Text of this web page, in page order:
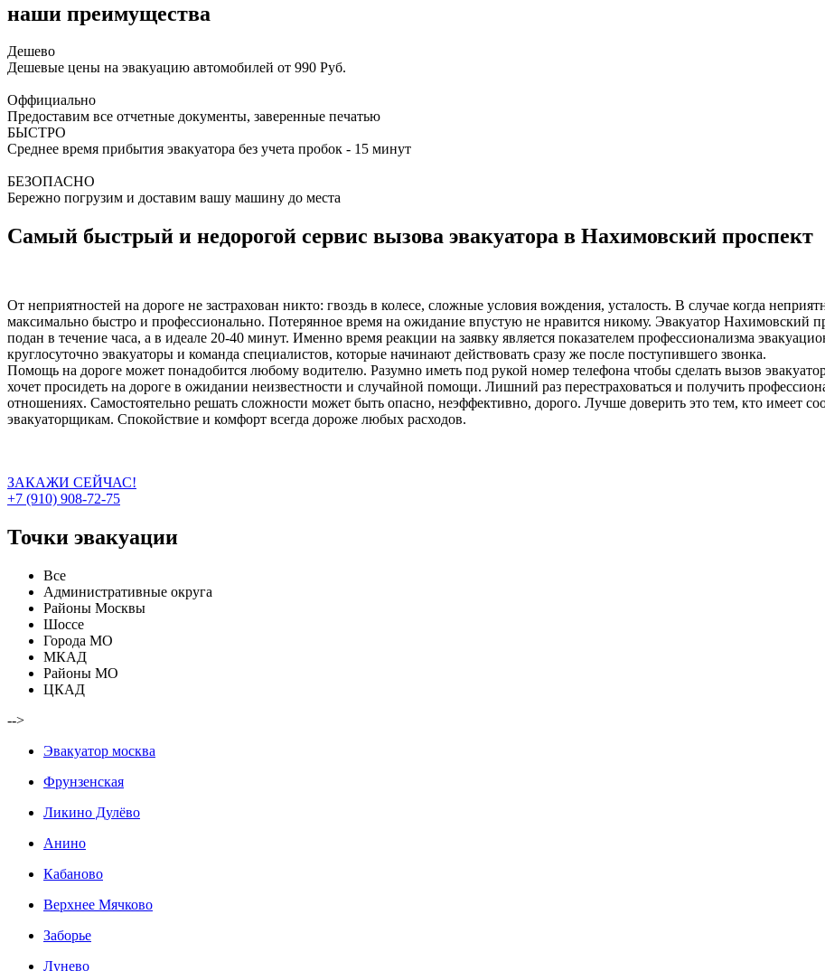
наши преимущества
Дешево
Дешевые цены на эвакуацию автомобилей от 990 Руб.
Оффициально
Предоставим все отчетные документы, заверенные печатью
БЫСТРО
Среднее время прибытия эвакуатора без учета пробок - 15 минут
БЕЗОПАСНО
Бережно погрузим и доставим вашу машину до места
Самый быстрый и недорогой сервис вызова эвакуатора в Нахимовский проспект
От неприятностей на дороге не застрахован никто: гвоздь в колесе, сложные условия вождения, усталость. В случае когда
максимально быстро и профессионально. Потерянное время на ожидание впустую не нравится никому. Эвакуатор Нахимовский
подан в течение часа, а в идеале 20-40 минут. Именно время реакции на заявку является показателем профессионализма
круглосуточно эвакуаторы и команда специалистов, которые начинают действовать сразу же после поступившего звонка.
Помощь на дороге может понадобится любому водителю. Разумно иметь под рукой номер телефона чтобы сделать вызов
хочет просидеть на дороге в ожидании неизвестности и случайной помощи. Лишний раз перестраховаться и получить
отношениях. Самостоятельно решать сложности может быть опасно, неэффективно, дорого. Лучше доверить это тем, кто имеет
эвакуаторщикам. Спокойствие и комфорт всегда дороже любых расходов.
ЗАКАЖИ СЕЙЧАС!
+7 (910) 908-72-75
Точки эвакуации
Все
Административные округа
Районы Москвы
Шоссе
Города МО
МКАД
Районы МО
ЦКАД
-->
Эвакуатор москва
Фрунзенская
Ликино Дулёво
Анино
Кабаново
Верхнее Мячково
Заборье
Лунево